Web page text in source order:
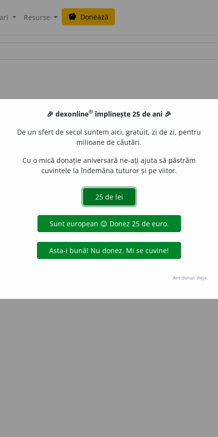
Resurse savings Donează
aur și argint. Chihlimbar. – La Dos.ilectru ),
Copyright © 2004-2026 dexonline (https://dexonline.ro)
datelor de pe acest site, inclusiv prin orice metode de extragere automată
nostru prealabil scris, cu excepția seturilor de date oferite oficial spre utilizare
Hosterion
🎉 dexonline® împlinește 25 de ani 🎉
De un sfert de secol suntem aici, gratuit, zi de zi, pentru
milioane de căutări.
Cu o mică donație aniversară ne-ați ajuta să păstrăm
cuvintele la îndemâna tuturor și pe viitor.
Am donat deja.